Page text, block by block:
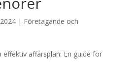
| Företagande och